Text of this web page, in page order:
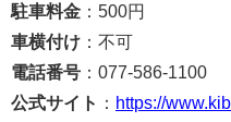
駐車料金 ：500円
車横付け ：不可
電話番号 ：077-586-1100
公式サイト ： https://